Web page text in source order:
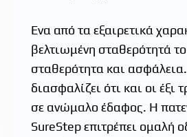
Ένα από τα εξαιρετικά
βελτιωμένη σταθερότητά
σταθερότητα και
διασφαλίζει ότι και οι
σε ανώμαλο έδαφος. Η
SureStep επιτρέπει ομαλή